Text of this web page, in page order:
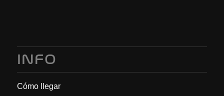
INFO
Cómo llegar